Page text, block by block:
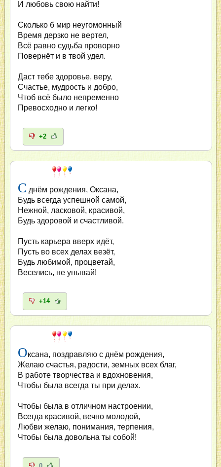
И любовь свою найти!
Сколько б мир неугомонный
Время дерзко не вертел,
Всё равно судьба проворно
Повернёт и в твой удел.
Даст тебе здоровье, веру,
Счастье, мудрость и добро,
Чтоб всё было непременно
Превосходно и легко!
+2
С днём рождения, Оксана,
Будь всегда успешной самой,
Нежной, ласковой, красивой,
Будь здоровой и счастливой.
Пусть карьера вверх идёт,
Пусть во всех делах везёт,
Будь любимой, процветай,
Веселись, не унывай!
+14
Оксана, поздравляю с днём рождения,
Желаю счастья, радости, земных всех благ,
В работе творчества и вдохновения,
Чтобы была всегда ты при делах.
Чтобы была в отличном настроении,
Всегда красивой, вечно молодой,
Любви желаю, понимания, терпения,
Чтобы была довольна ты собой!